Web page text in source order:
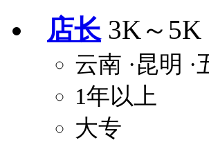
店长 3K～5K
云南 ·昆明 ·
1年以上
大专